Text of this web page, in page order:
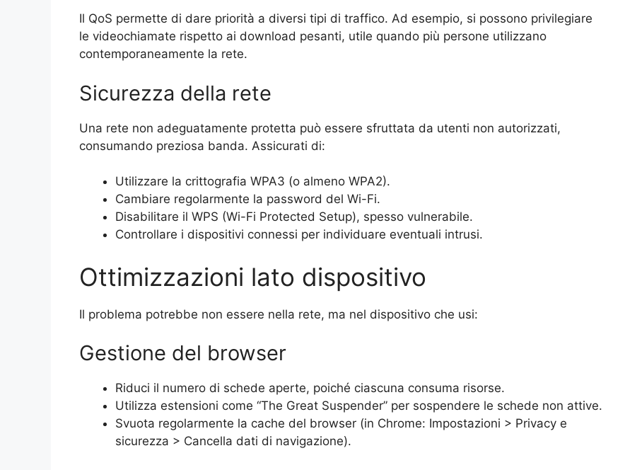
Il QoS permette di dare priorità a diversi tipi di traffico. Ad esempio, si possono privilegiare
le videochiamate rispetto ai download pesanti, utile quando più persone utilizzano
contemporaneamente la rete.
Sicurezza della rete
Una rete non adeguatamente protetta può essere sfruttata da utenti non autorizzati,
consumando preziosa banda. Assicurati di:
Utilizzare la crittografia WPA3 (o almeno WPA2).
Cambiare regolarmente la password del Wi-Fi.
Disabilitare il WPS (Wi-Fi Protected Setup), spesso vulnerabile.
Controllare i dispositivi connessi per individuare eventuali intrusi.
Ottimizzazioni lato dispositivo
Il problema potrebbe non essere nella rete, ma nel dispositivo che usi:
Gestione del browser
Riduci il numero di schede aperte, poiché ciascuna consuma risorse.
Utilizza estensioni come “The Great Suspender” per sospendere le schede non attive.
Svuota regolarmente la cache del browser (in Chrome: Impostazioni > Privacy e
sicurezza > Cancella dati di navigazione).